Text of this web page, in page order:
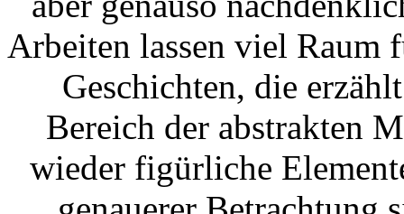
Arbeiten lassen viel Raum
Geschichten, die
Bereich der abstrakten
wieder figürliche